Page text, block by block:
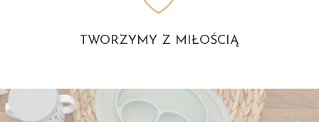
TWORZYMY Z MIŁOŚCIĄ